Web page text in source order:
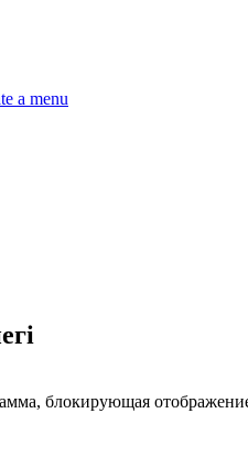
a menu
блокирующая